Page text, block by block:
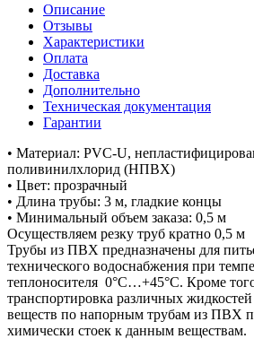
Описание
Отзывы
Характеристики
Оплата
Доставка
Дополнительно
Техническая документация
Гарантии
• Материал: PVC-U,
поливинилхлорид (НПВХ)
• Цвет: прозрачный
• Длина трубы: 3 м, гладкие концы
• Минимальный объем заказа: 0,5 м
Осуществляем резку труб кратно 0,5 м
Трубы из ПВХ предназначены для
технического водоснабжения при
теплоносителя 0°С…+45°С. Кроме
транспортировка различных
веществ по напорным трубам из ПВХ
химически стоек к данным веществам.